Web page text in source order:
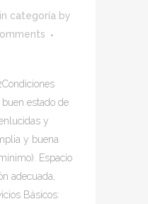
categoría by
estado de
y
y buena
Espacio
adecuada,
Básicos: